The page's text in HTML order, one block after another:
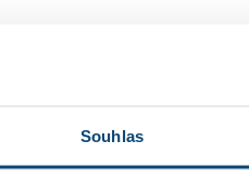
Souhlas
Náš zákaznický servis
Jsme supermani v řešení